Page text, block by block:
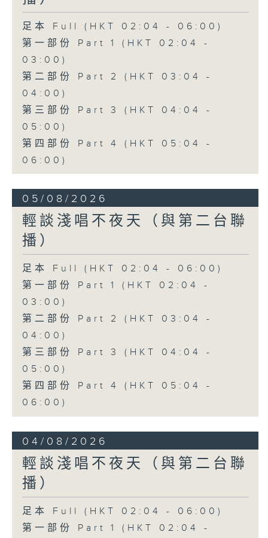
足本 Full (HKT 02:04 - 06:00)
第一部份 Part 1 (HKT 02:04 -
03:00)
第二部份 Part 2 (HKT 03:04 -
04:00)
第三部份 Part 3 (HKT 04:04 -
05:00)
第四部份 Part 4 (HKT 05:04 -
06:00)
05/08/2026
輕談淺唱不夜天（與第二台聯
播）
足本 Full (HKT 02:04 - 06:00)
第一部份 Part 1 (HKT 02:04 -
03:00)
第二部份 Part 2 (HKT 03:04 -
04:00)
第三部份 Part 3 (HKT 04:04 -
05:00)
第四部份 Part 4 (HKT 05:04 -
06:00)
04/08/2026
輕談淺唱不夜天（與第二台聯
播）
足本 Full (HKT 02:04 - 06:00)
第一部份 Part 1 (HKT 02:04 -